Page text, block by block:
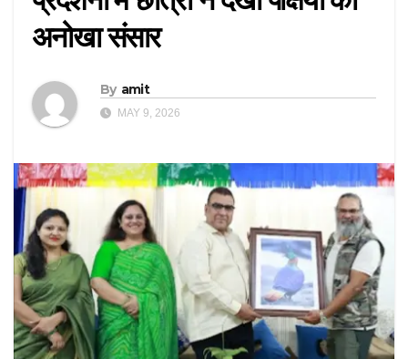
अनोखा संसार
By amit
MAY 9, 2026